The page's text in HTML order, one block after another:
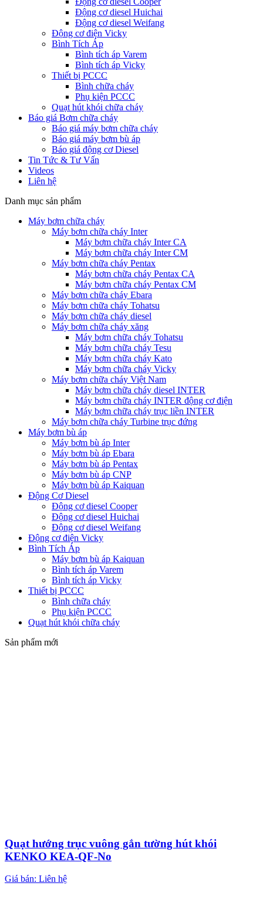
Động cơ diesel Huichai
Động cơ diesel Weifang
Động cơ điện Vicky
Bình Tích Áp
Bình tích áp Varem
Bình tích áp Vicky
Thiết bị PCCC
Bình chữa cháy
Phụ kiện PCCC
Quạt hút khói chữa cháy
Báo giá Bơm chữa cháy
Báo giá máy bơm chữa cháy
Báo giá máy bơm bù áp
Báo giá động cơ Diesel
Tin Tức & Tư Vấn
Videos
Liên hệ
Danh mục sản phẩm
Máy bơm chữa cháy
Máy bơm chữa cháy Inter
Máy bơm chữa cháy Inter CA
Máy bơm chữa cháy Inter CM
Máy bơm chữa cháy Pentax
Máy bơm chữa cháy Pentax CA
Máy bơm chữa cháy Pentax CM
Máy bơm chữa cháy Ebara
Máy bơm chữa cháy Tohatsu
Máy bơm chữa cháy diesel
Máy bơm chữa cháy xăng
Máy bơm chữa cháy Tohatsu
Máy bơm chữa cháy Tesu
Máy bơm chữa cháy Kato
Máy bơm chữa cháy Vicky
Máy bơm chữa cháy Việt Nam
Máy bơm chữa cháy diesel INTER
Máy bơm chữa cháy INTER động cơ điện
Máy bơm chữa cháy trục liền INTER
Máy bơm chữa cháy Turbine trục đứng
Máy bơm bù áp
Máy bơm bù áp Inter
Máy bơm bù áp Ebara
Máy bơm bù áp Pentax
Máy bơm bù áp CNP
Máy bơm bù áp Kaiquan
Động Cơ Diesel
Động cơ diesel Cooper
Động cơ diesel Huichai
Động cơ diesel Weifang
Động cơ điện Vicky
Bình Tích Áp
Máy bơm bù áp Kaiquan
Bình tích áp Varem
Bình tích áp Vicky
Thiết bị PCCC
Bình chữa cháy
Phụ kiện PCCC
Quạt hút khói chữa cháy
Sản phẩm mới
Quạt hướng trục vuông gắn tường hút khói
KENKO KEA-QF-No
Giá bán: Liên hệ